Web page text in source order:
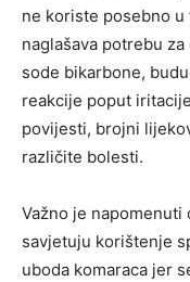
ne koriste posebno
naglašava potrebu
sode bikarbone,
reakcije poput
povijesti, brojni
različite bolesti.
Važno je
savjetuju korištenje
uboda komaraca jer